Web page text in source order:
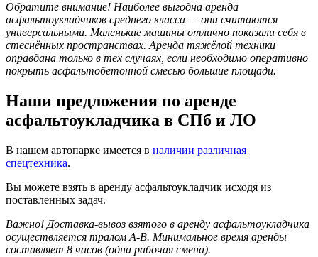
Обратите внимание! Наиболее выгодна аренда
асфальтоукладчиков среднего класса — они считаются
универсальными. Маленькие машины отлично показали себя в
стеснённых пространствах. Аренда тяжёлой техники
оправдана только в тех случаях, если необходимо оперативно
покрыть асфальтобетонной смесью большие площади.
Наши предложения по аренде
асфальтоукладчика в СПб и ЛО
В нашем автопарке имеется в наличии различная
спецтехника.
Вы можете взять в аренду асфальтоукладчик исходя из
поставленных задач.
Важно! Доставка-вывоз взятого в аренду асфальтоукладчика
осуществляется тралом А-В. Минимальное время аренды
составляет 8 часов (одна рабочая смена).